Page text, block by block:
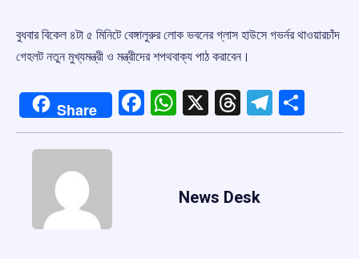
বুধবার বিকেল ৪টা ৫ মিনিটে বেঙ্গালুরুর লোক ভবনের গ্লাস হাউসে গভর্নর থাওয়ারচাঁদ
গেহলট নতুন মুখ্যমন্ত্রী ও মন্ত্রীদের শপথবাক্য পাঠ করাবেন।
Share Facebook
WhatsApp
X Threads
News Desk